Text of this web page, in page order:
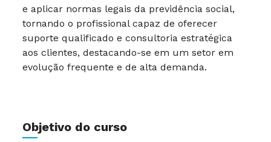
e aplicar normas legais da previdência social,
tornando o profissional capaz de oferecer
suporte qualificado e consultoria estratégica
aos clientes, destacando-se em um setor em
evolução frequente e de alta demanda.
Objetivo do curso